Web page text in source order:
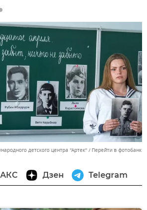
детского центра "Артек" Перейти в фотобанк
Дзен Telegram